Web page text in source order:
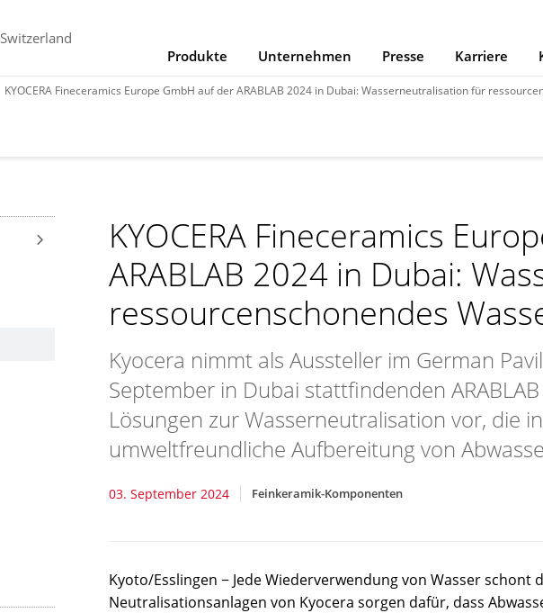
Switzerland
Produkte
Unternehmen Presse Karriere
KYOCERA Fineceramics Europe GmbH auf der ARABLAB 2024 in Dubai: Wasserneutralisation für
KYOCERA Fineceramics
ARABLAB 2024 in Dubai:
ressourcenschonendes
Kyocera nimmt als Aussteller im German
September in Dubai stattfindenden
Lösungen zur Wasserneutralisation vor, die
umweltfreundliche Aufbereitung von
03. September 2024 Feinkeramik-Komponenten
Kyoto/Esslingen − Jede Wiederverwendung von Wasser schont
Neutralisationsanlagen von Kyocera sorgen dafür, dass